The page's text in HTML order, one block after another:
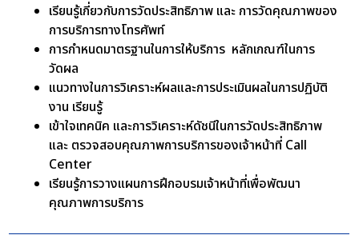
เรียนรู้เกี่ยวกับการวัดประสิทธิภาพ และ การวัดคุณภาพของ
การบริการทางโทรศัพท์
การกำหนดมาตรฐานในการให้บริการ หลักเกณฑ์ในการ
วัดผล
แนวทางในการวิเคราะห์ผลและการประเมินผลในการปฏิบัติ
งาน เรียนรู้
เข้าใจเทคนิค และการวิเคราะห์ดัชนีในการวัดประสิทธิภาพ
และ ตรวจสอบคุณภาพการบริการของเจ้าหน้าที่ Call
Center
เรียนรู้การวางแผนการฝึกอบรมเจ้าหน้าที่เพื่อพัฒนา
คุณภาพการบริการ